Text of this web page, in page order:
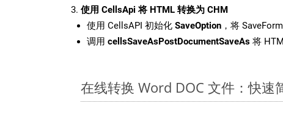
使用 CellsApi 将 HTML 转换为 CHM
使用 CellsAPI 初始化 SaveOption ，将
调用 cellsSaveAsPostDocumentSaveAs 将
在线转换 Word DOC 文件：快速